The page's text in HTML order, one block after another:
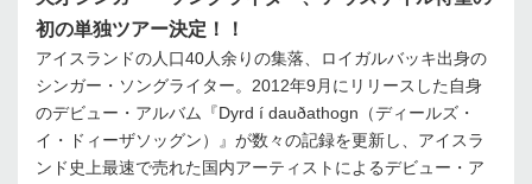
初の単独ツアー決定！！
アイスランドの人口40人余りの集落、ロイガルバッキ出身の
シンガー・ソングライター。2012年9月にリリースした自身
のデビュー・アルバム『Dyrd í dauðathogn（ディールズ・
イ・ドィーザソッグン）』が数々の記録を更新し、アイスラ
ンド史上最速で売れた国内アーティストによるデビュー・ア